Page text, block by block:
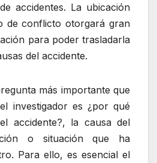
accidentes. La ubicación
de conflicto otorgará gran
para poder trasladarla
del accidente.
más importante que
investigador es ¿por qué
accidente?, la causa del
o situación que ha
Para ello, es esencial el